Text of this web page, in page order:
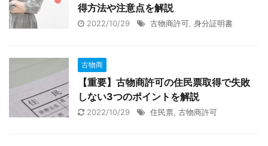
得方法や注意点を解説
2022/10/29 古物商許可 身分証明書
古物商
【重要】古物商許可の住民票取得で失敗
しない3つのポイントを解説
2022/10/29 住民票 古物商許可